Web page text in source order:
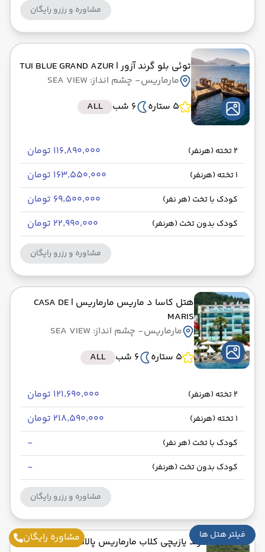
فیلتر هتل ها
مشاوره و رزرو رایگان
توئی بلو گرند آزور| TUI BLUE GRAND AZUR
مارماریس- چشم انداز: SEA VIEW
5 ستاره
6 شب ALL
2 تخته (هرنفر) ۱۱۶٬۸۹۰٬۰۰۰ تومان
1 تخته (هرنفر) ۱۶۳٬۵۵۰٬۰۰۰ تومان
کودک با تخت (هر نفر) ۶۹٬۵۰۰٬۰۰۰ تومان
کودک بدون تخت (هرنفر) ۲۲٬۹۹۰٬۰۰۰ تومان
مشاوره و رزرو رایگان
هتل کاسا د ماریس مارماریس | CASA DE
MARIS
مارماریس- چشم انداز: SEA VIEW
5 ستاره
6 شب ALL
2 تخته (هرنفر) ۱۲۱٬۶۹۰٬۰۰۰ تومان
1 تخته (هرنفر) ۲۱۸٬۵۹۰٬۰۰۰ تومان
کودک با تخت (هر نفر) -
کودک بدون تخت (هرنفر) -
مشاوره و رزرو رایگان
گرند یازیچی کلاب مارماریس پالاس | GRAND
مشاوره رایگان